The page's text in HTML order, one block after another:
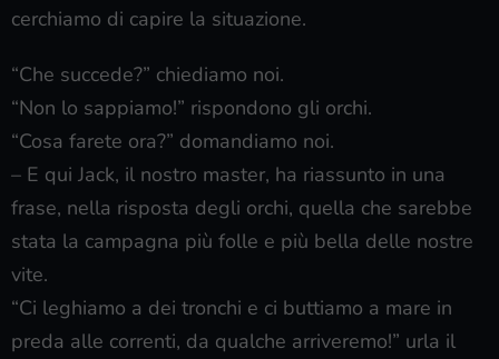
cerchiamo di capire la situazione.
“Che succede?” chiediamo noi.
“Non lo sappiamo!” rispondono gli orchi.
“Cosa farete ora?” domandiamo noi.
– E qui Jack, il nostro master, ha riassunto in una
frase, nella risposta degli orchi, quella che sarebbe
stata la campagna più folle e più bella delle nostre
vite.
“Ci leghiamo a dei tronchi e ci buttiamo a mare in
preda alle correnti, da qualche arriveremo!” urla il